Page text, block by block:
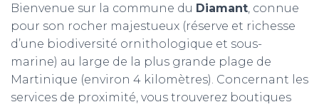
Bienvenue sur la commune du Diamant , connue
pour son rocher majestueux (réserve et richesse
d’une biodiversité ornithologique et sous-
marine) au large de la plus grande plage de
Martinique (environ 4 kilomètres). Concernant les
services de proximité, vous trouverez boutiques